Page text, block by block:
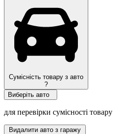
Сумісність товару з авто
?
Виберіть авто
для перевірки сумісності товару
Видалити авто з гаражу